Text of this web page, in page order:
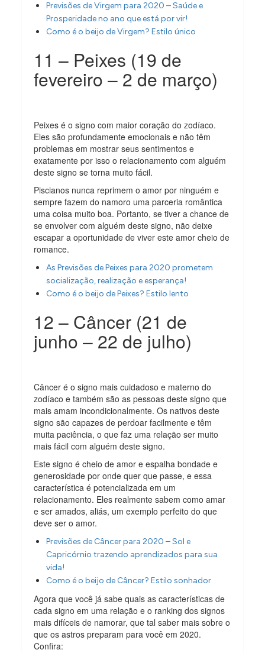
Previsões de Virgem para 2020 – Saúde e
Prosperidade no ano que está por vir!
Como é o beijo de Virgem? Estilo único
11 – Peixes (19 de
fevereiro – 2 de março)
Peixes é o signo com maior coração do zodíaco.
Eles são profundamente emocionais e não têm
problemas em mostrar seus sentimentos e
exatamente por isso o relacionamento com alguém
deste signo se torna muito fácil.
Piscianos nunca reprimem o amor por ninguém e
sempre fazem do namoro uma parceria romântica
uma coisa muito boa. Portanto, se tiver a chance de
se envolver com alguém deste signo, não deixe
escapar a oportunidade de viver este amor cheio de
romance.
As Previsões de Peixes para 2020 prometem
socialização, realização e esperança!
Como é o beijo de Peixes? Estilo lento
12 – Câncer (21 de
junho – 22 de julho)
Câncer é o signo mais cuidadoso e materno do
zodíaco e também são as pessoas deste signo que
mais amam incondicionalmente. Os nativos deste
signo são capazes de perdoar facilmente e têm
muita paciência, o que faz uma relação ser muito
mais fácil com alguém deste signo.
Este signo é cheio de amor e espalha bondade e
generosidade por onde quer que passe, e essa
característica é potencializada em um
relacionamento. Eles realmente sabem como amar
e ser amados, aliás, um exemplo perfeito do que
deve ser o amor.
Previsões de Câncer para 2020 – Sol e
Capricórnio trazendo aprendizados para sua
vida!
Como é o beijo de Câncer? Estilo sonhador
Agora que você já sabe quais as características de
cada signo em uma relação e o ranking dos signos
mais difíceis de namorar, que tal saber mais sobre o
que os astros preparam para você em 2020.
Confira: